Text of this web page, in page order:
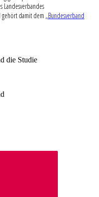
Landesverbandes
gehört damit dem „Bundesverband
die Studie